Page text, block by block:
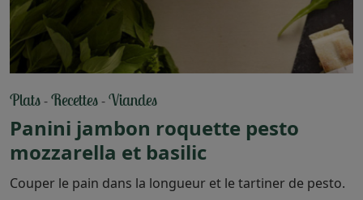
Plats-Recettes-Viandes
Panini jambon roquette pesto
mozzarella et basilic
Couper le pain dans la longueur et le tartiner de pesto.